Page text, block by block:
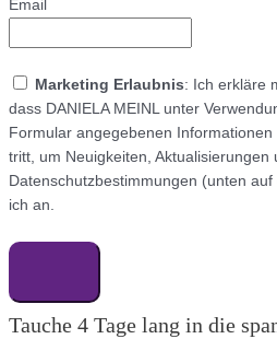
Email
Marketing Erlaubnis: Ich erkläre
dass DANIELA MEINL unter
Formular angegebenen
tritt, um Neuigkeiten, Aktualisierungen
Datenschutzbestimmungen (unten
ich an.
Tauche 4 Tage lang in die